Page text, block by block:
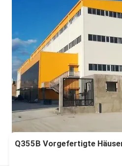
Q355B Vorgefertigte